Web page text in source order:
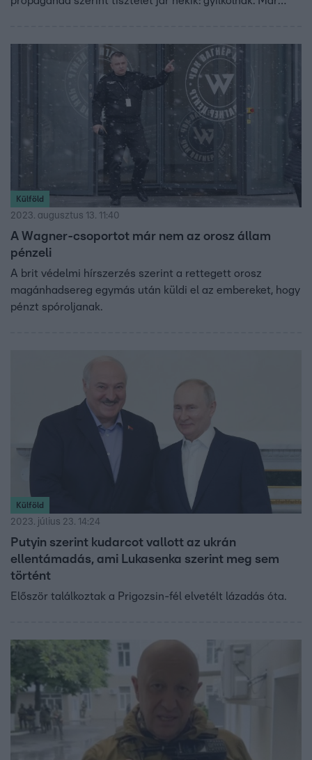
Külföld
2023. augusztus 13. 11:40
A Wagner-csoportot már nem az orosz állam
pénzeli
A brit védelmi hírszerzés szerint a rettegett orosz
magánhadsereg egymás után küldi el az embereket, hogy
pénzt spóroljanak.
Külföld
2023. július 23. 14:24
Putyin szerint kudarcot vallott az ukrán
ellentámadás, ami Lukasenka szerint meg sem
történt
Először találkoztak a Prigozsin-fél elvetélt lázadás óta.